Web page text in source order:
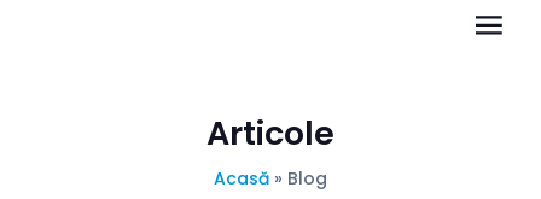
Articole
Acasă » Blog